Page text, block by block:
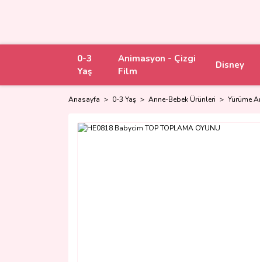
0-3
Yaş
Animasyon - Çizgi
Film
Disney
Anasayfa 0-3 Yaş Anne-Bebek Ürünleri Yürüme